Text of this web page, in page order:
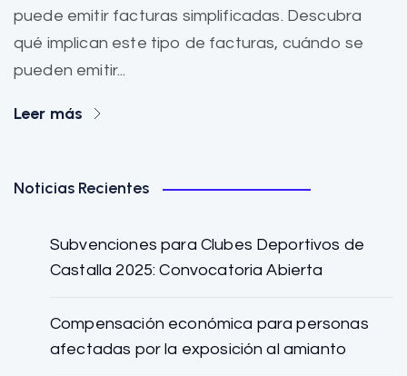
puede emitir facturas simplificadas. Descubra
qué implican este tipo de facturas, cuándo se
pueden emitir...
Leer más
Noticias Recientes
Subvenciones para Clubes Deportivos de
Castalla 2025: Convocatoria Abierta
Compensación económica para personas
afectadas por la exposición al amianto